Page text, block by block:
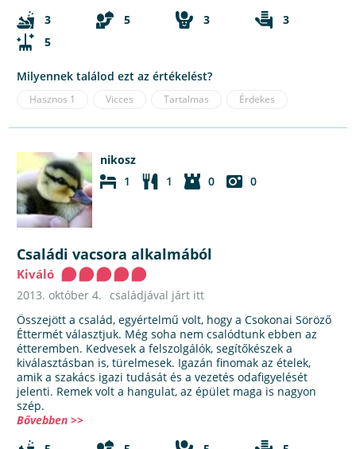
3
5 3
3
5
Milyennek találod ezt az értékelést?
Hasznos 1 Vicces Tartalmas Érdekes
nikosz
1
1 0 0
Családi vacsora alkalmából
Kiváló
2013. október 4.
családjával járt itt
Összejött a család, egyértelmű volt, hogy a Csokonai Söröző
Éttermét választjuk. Még soha nem csalódtunk ebben az
étteremben. Kedvesek a felszolgálók, segítőkészek a
kiválasztásban is, türelmesek. Igazán finomak az ételek,
amik a szakács igazi tudását és a vezetés odafigyelését
jelenti. Remek volt a hangulat, az épület maga is nagyon
szép.
Bővebben >>